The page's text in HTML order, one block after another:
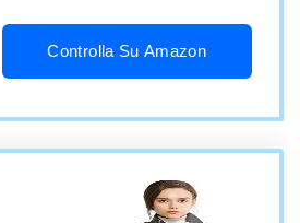
Controlla Su Amazon